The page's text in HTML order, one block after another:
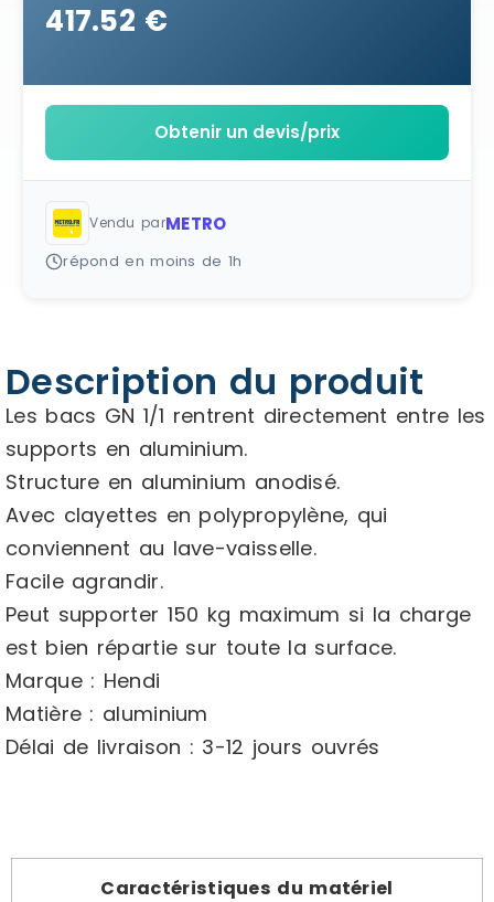
417.52 €
Obtenir un devis/prix
Vendu parMETRO
répond en moins de 1h
Description du produit
Les bacs GN 1/1 rentrent directement entre les
supports en aluminium.
Structure en aluminium anodisé.
Avec clayettes en polypropylène, qui
conviennent au lave-vaisselle.
Facile agrandir.
Peut supporter 150 kg maximum si la charge
est bien répartie sur toute la surface.
Marque : Hendi
Matière : aluminium
Délai de livraison : 3-12 jours ouvrés
Caractéristiques du matériel